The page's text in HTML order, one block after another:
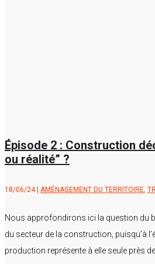
Épisode 2 : Construction
ou réalité” ?
18/06/24| AMÉNAGEMENT DU TERRITOIRE,
Nous approfondirons ici la question du
du secteur de la construction, puisqu’à
production représente à elle seule près